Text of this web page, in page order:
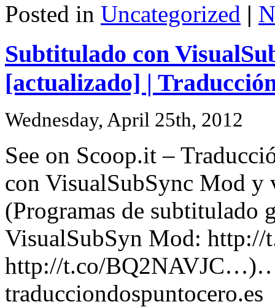
Posted in Uncategorized |
Subtitulado con
[actualizado] |
Wednesday, April 25th, 2012
See on Scoop.it –
con VisualSubSync Mod
(Programas de subtitulado
VisualSubSyn Mod: http://
http://t.co/
traducciondospuntocero.es